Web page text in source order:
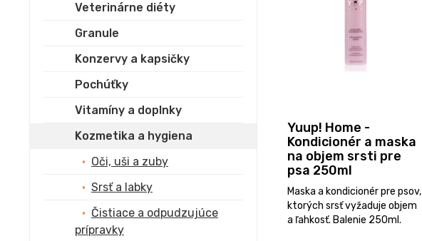
Yuup! Home -
Kondicionér a maska
na objem srsti pre
psa 250ml
Maska a kondicionér pre psov,
ktorých srsť vyžaduje objem
a ľahkosť. Balenie 250ml.
Veterinárne diéty
Granule
Konzervy a kapsičky
Pochúťky
Vitamíny a doplnky
Kozmetika a hygiena
Oči, uši a zuby
Srsť a labky
Čistiace a odpudzujúce
prípravky